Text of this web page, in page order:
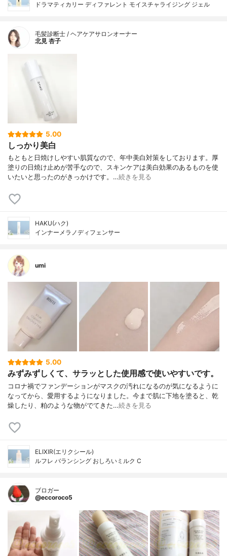
ドラマティカリー ディファレント モイスチャライジング ジェル
毛髪診断士 / ヘアケアサロンオーナー
北見 杏子
5.00
しっかり美白
もともと日焼けしやすい肌質なので、年中美白対策をしております。厚
塗りの日焼け止めが苦手なので、スキンケアは美白効果のあるものを使
いたいと思ったのがきっかけです。…続きを見る
HAKU(ハク)
インナーメラノディフェンサー
umi
5.00
みずみずしくて、サラッとした使用感で使いやすいです。
コロナ禍でファンデーションがマスクの汚れになるのが気になるように
なってから、愛用するようになりました。今まで肌に下地を塗ると、乾
燥したり、粕のような物がでてきた…続きを見る
ELIXIR(エリクシール)
ルフレ バランシング おしろいミルク C
ブロガー
@eccoroco5